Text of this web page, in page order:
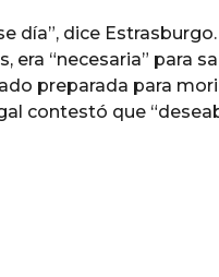
día”, dice Estrasburgo.
era “necesaria” para
preparada para
contestó que